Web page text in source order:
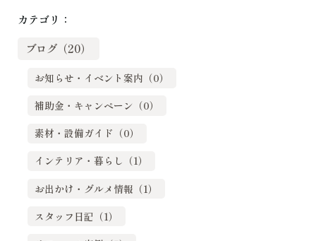
カテゴリ：
ブログ（20）
お知らせ・イベント案内（0）
補助金・キャンペーン（0）
素材・設備ガイド（0）
インテリア・暮らし（1）
お出かけ・グルメ情報（1）
スタッフ日記（1）